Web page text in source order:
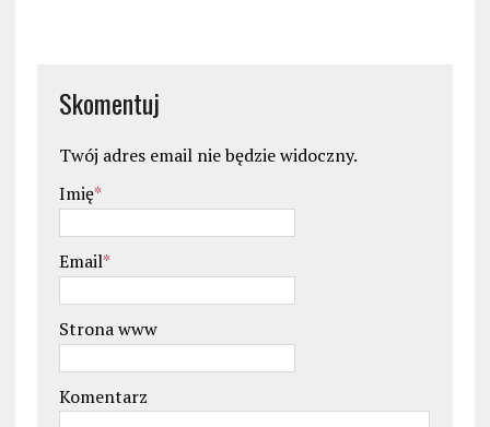
Skomentuj
Twój adres email nie będzie widoczny.
Imię*
Email*
Strona www
Komentarz